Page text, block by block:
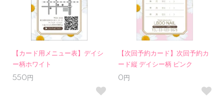
【カード用メニュー表】デイシ
ー柄ホワイト
550円
【次回予約カード】次回予約カ
ード縦 デイシー柄 ピンク
0円